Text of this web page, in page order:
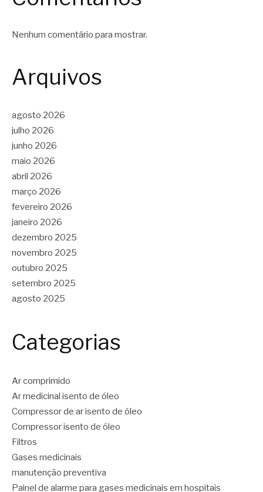
Nenhum comentário para mostrar.
Arquivos
agosto 2026
julho 2026
junho 2026
maio 2026
abril 2026
março 2026
fevereiro 2026
janeiro 2026
dezembro 2025
novembro 2025
outubro 2025
setembro 2025
agosto 2025
Categorias
Ar comprimido
Ar medicinal isento de óleo
Compressor de ar isento de óleo
Compressor isento de óleo
Filtros
Gases medicinais
manutenção preventiva
Painel de alarme para gases medicinais em hospitais